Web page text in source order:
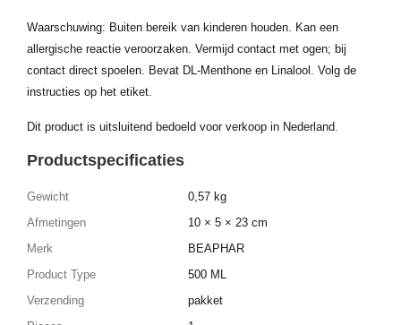
Waarschuwing: Buiten bereik van kinderen houden. Kan een
allergische reactie veroorzaken. Vermijd contact met ogen; bij
contact direct spoelen. Bevat DL-Menthone en Linalool. Volg de
instructies op het etiket.
Dit product is uitsluitend bedoeld voor verkoop in Nederland.
Productspecificaties
Gewicht
0,57 kg
Afmetingen
10 × 5 × 23 cm
Merk
BEAPHAR
Product Type
500 ML
Verzending
pakket